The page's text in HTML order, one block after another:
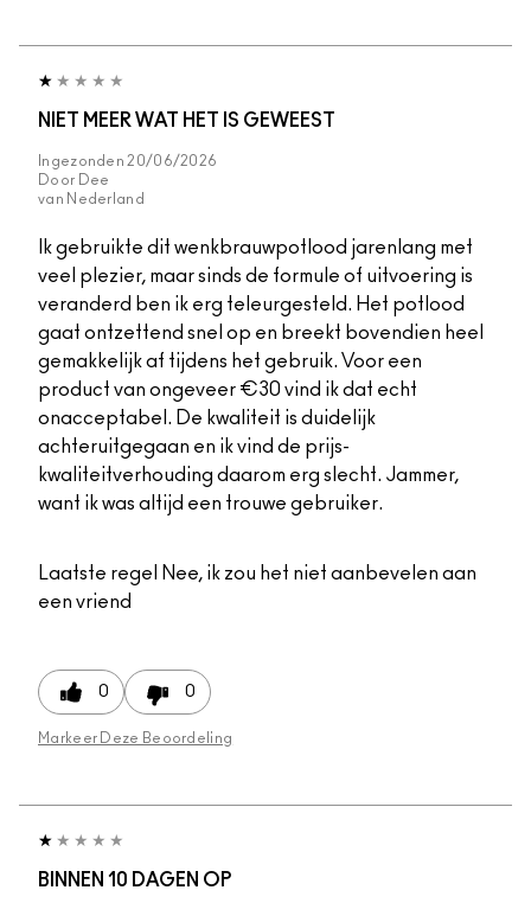
NIET MEER WAT HET IS GEWEEST
Ingezonden 20/06/2026
Door
Dee
van Nederland
Ik gebruikte dit wenkbrauwpotlood jarenlang met
veel plezier, maar sinds de formule of uitvoering is
veranderd ben ik erg teleurgesteld. Het potlood
gaat ontzettend snel op en breekt bovendien heel
gemakkelijk af tijdens het gebruik. Voor een
product van ongeveer €30 vind ik dat echt
onacceptabel. De kwaliteit is duidelijk
achteruitgegaan en ik vind de prijs-
kwaliteitverhouding daarom erg slecht. Jammer,
want ik was altijd een trouwe gebruiker.
Laatste regel
Nee, ik zou het niet aanbevelen aan
een vriend
0 0
Markeer Deze Beoordeling
BINNEN 10 DAGEN OP